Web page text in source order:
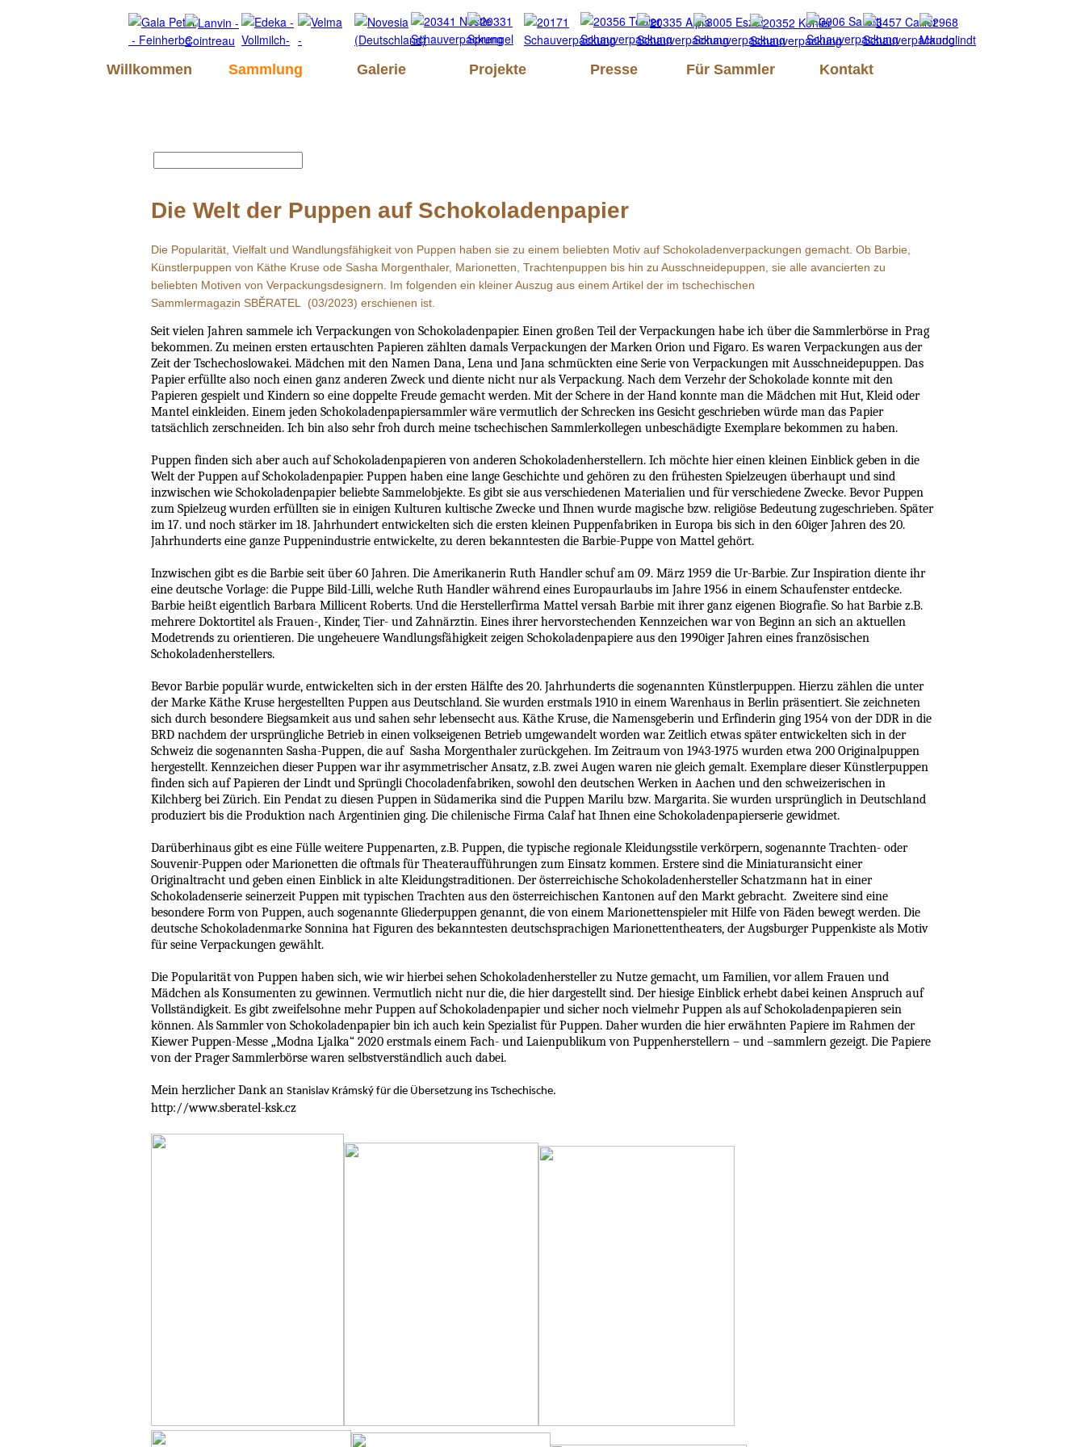
Willkommen Sammlung Galerie Projekte Presse Für Sammler Kontakt
Die Welt der Puppen auf Schokoladenpapier
Die Popularität, Vielfalt und Wandlungsfähigkeit von Puppen haben sie zu einem beliebten Motiv auf Schokoladenverpackungen gemacht. Ob Barbie,
Künstlerpuppen von Käthe Kruse ode Sasha Morgenthaler, Marionetten, Trachtenpuppen bis hin zu Ausschneidepuppen, sie alle avancierten zu
beliebten Motiven von Verpackungsdesignern. Im folgenden ein kleiner Auszug aus einem Artikel der im tschechischen
Sammlermagazin SBĚRATEL (03/2023) erschienen ist.
Seit vielen Jahren sammele ich Verpackungen von Schokoladenpapier. Einen großen Teil der Verpackungen habe ich über die Sammlerbörse in Prag
bekommen. Zu meinen ersten ertauschten Papieren zählten damals Verpackungen der Marken Orion und Figaro. Es waren Verpackungen aus der
Zeit der Tschechoslowakei. Mädchen mit den Namen Dana, Lena und Jana schmückten eine Serie von Verpackungen mit Ausschneidepuppen. Das
Papier erfüllte also noch einen ganz anderen Zweck und diente nicht nur als Verpackung. Nach dem Verzehr der Schokolade konnte mit den
Papieren gespielt und Kindern so eine doppelte Freude gemacht werden. Mit der Schere in der Hand konnte man die Mädchen mit Hut, Kleid oder
Mantel einkleiden. Einem jeden Schokoladenpapiersammler wäre vermutlich der Schrecken ins Gesicht geschrieben würde man das Papier
tatsächlich zerschneiden. Ich bin also sehr froh durch meine tschechischen Sammlerkollegen unbeschädigte Exemplare bekommen zu haben.
Puppen finden sich aber auch auf Schokoladenpapieren von anderen Schokoladenherstellern. Ich möchte hier einen kleinen Einblick geben in die
Welt der Puppen auf Schokoladenpapier. Puppen haben eine lange Geschichte und gehören zu den frühesten Spielzeugen überhaupt und sind
inzwischen wie Schokoladenpapier beliebte Sammelobjekte. Es gibt sie aus verschiedenen Materialien und für verschiedene Zwecke. Bevor Puppen
zum Spielzeug wurden erfüllten sie in einigen Kulturen kultische Zwecke und Ihnen wurde magische bzw. religiöse Bedeutung zugeschrieben. Später
im 17. und noch stärker im 18. Jahrhundert entwickelten sich die ersten kleinen Puppenfabriken in Europa bis sich in den 60iger Jahren des 20.
Jahrhunderts eine ganze Puppenindustrie entwickelte, zu deren bekanntesten die Barbie-Puppe von Mattel gehört.
Inzwischen gibt es die Barbie seit über 60 Jahren. Die Amerikanerin Ruth Handler schuf am 09. März 1959 die Ur-Barbie. Zur Inspiration diente ihr
eine deutsche Vorlage: die Puppe Bild-Lilli, welche Ruth Handler während eines Europaurlaubs im Jahre 1956 in einem Schaufenster entdecke.
Barbie heißt eigentlich Barbara Millicent Roberts. Und die Herstellerfirma Mattel versah Barbie mit ihrer ganz eigenen Biografie. So hat Barbie z.B.
mehrere Doktortitel als Frauen-, Kinder, Tier- und Zahnärztin. Eines ihrer hervorstechenden Kennzeichen war von Beginn an sich an aktuellen
Modetrends zu orientieren. Die ungeheuere Wandlungsfähigkeit zeigen Schokoladenpapiere aus den 1990iger Jahren eines französischen
Schokoladenherstellers.
Bevor Barbie populär wurde, entwickelten sich in der ersten Hälfte des 20. Jahrhunderts die sogenannten Künstlerpuppen. Hierzu zählen die unter
der Marke Käthe Kruse hergestellten Puppen aus Deutschland. Sie wurden erstmals 1910 in einem Warenhaus in Berlin präsentiert. Sie zeichneten
sich durch besondere Biegsamkeit aus und sahen sehr lebensecht aus. Käthe Kruse, die Namensgeberin und Erfinderin ging 1954 von der DDR in die
BRD nachdem der ursprüngliche Betrieb in einen volkseigenen Betrieb umgewandelt worden war. Zeitlich etwas später entwickelten sich in der
Schweiz die sogenannten Sasha-Puppen, die auf Sasha Morgenthaler zurückgehen. Im Zeitraum von 1943-1975 wurden etwa 200 Originalpuppen
hergestellt. Kennzeichen dieser Puppen war ihr asymmetrischer Ansatz, z.B. zwei Augen waren nie gleich gemalt. Exemplare dieser Künstlerpuppen
finden sich auf Papieren der Lindt und Sprüngli Chocoladenfabriken, sowohl den deutschen Werken in Aachen und den schweizerischen in
Kilchberg bei Zürich. Ein Pendat zu diesen Puppen in Südamerika sind die Puppen Marilu bzw. Margarita. Sie wurden ursprünglich in Deutschland
produziert bis die Produktion nach Argentinien ging. Die chilenische Firma Calaf hat Ihnen eine Schokoladenpapierserie gewidmet.
Darüberhinaus gibt es eine Fülle weitere Puppenarten, z.B. Puppen, die typische regionale Kleidungsstile verkörpern, sogenannte Trachten- oder
Souvenir-Puppen oder Marionetten die oftmals für Theateraufführungen zum Einsatz kommen. Erstere sind die Miniaturansicht einer
Originaltracht und geben einen Einblick in alte Kleidungstraditionen. Der österreichische Schokoladenhersteller Schatzmann hat in einer
Schokoladenserie seinerzeit Puppen mit typischen Trachten aus den österreichischen Kantonen auf den Markt gebracht. Zweitere sind eine
besondere Form von Puppen, auch sogenannte Gliederpuppen genannt, die von einem Marionettenspieler mit Hilfe von Fäden bewegt werden. Die
deutsche Schokoladenmarke Sonnina hat Figuren des bekanntesten deutschsprachigen Marionettentheaters, der Augsburger Puppenkiste als Motiv
für seine Verpackungen gewählt.
Die Popularität von Puppen haben sich, wie wir hierbei sehen Schokoladenhersteller zu Nutze gemacht, um Familien, vor allem Frauen und
Mädchen als Konsumenten zu gewinnen. Vermutlich nicht nur die, die hier dargestellt sind. Der hiesige Einblick erhebt dabei keinen Anspruch auf
Vollständigkeit. Es gibt zweifelsohne mehr Puppen auf Schokoladenpapier und sicher noch vielmehr Puppen als auf Schokoladenpapieren sein
können. Als Sammler von Schokoladenpapier bin ich auch kein Spezialist für Puppen. Daher wurden die hier erwähnten Papiere im Rahmen der
Kiewer Puppen-Messe „Modna Ljalka“ 2020 erstmals einem Fach- und Laienpublikum von Puppenherstellern – und –sammlern gezeigt. Die Papiere
von der Prager Sammlerbörse waren selbstverständlich auch dabei.
Mein herzlicher Dank an Stanislav Krámský für die Übersetzung ins Tschechische.
http://www.sberatel-ksk.cz